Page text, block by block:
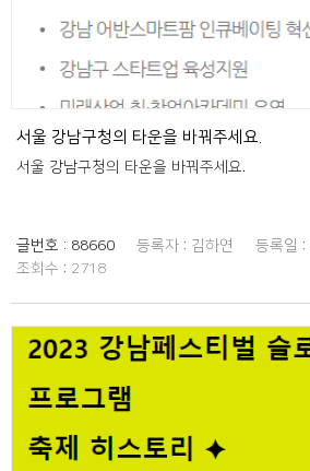
서울 강남구청의 타운을 바꿔주세요.
서울 강남구청의 타운을 바꿔주세요.
글번호 : 88660 등록자 : 김하연 등록일 :
조회수 : 2718